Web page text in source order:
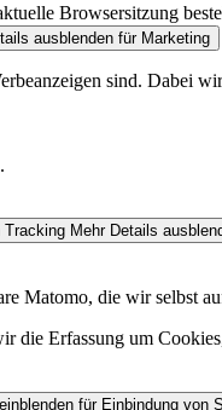
Browsersitzung
ausblenden für Marketing
sind. Dabei
Tracking Mehr Details
Matomo, die wir selbst
Erfassung um
für Einbindung von